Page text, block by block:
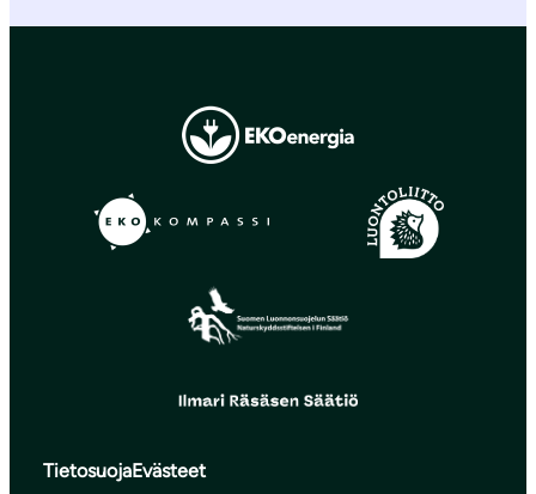
TietosuojaEvästeet